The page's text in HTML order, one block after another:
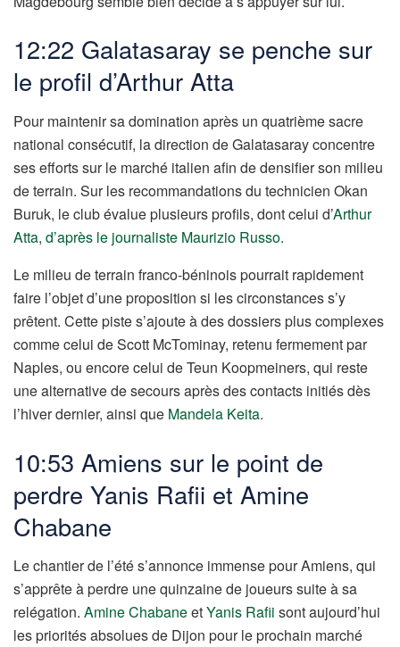
12:22 Galatasaray se penche sur
le profil d’Arthur Atta
Pour maintenir sa domination après un quatrième sacre
national consécutif, la direction de Galatasaray concentre
ses efforts sur le marché italien afin de densifier son milieu
de terrain. Sur les recommandations du technicien Okan
Buruk, le club évalue plusieurs profils, dont celui d’Arthur
Atta, d’après le journaliste Maurizio Russo.
Le milieu de terrain franco-béninois pourrait rapidement
faire l’objet d’une proposition si les circonstances s’y
prêtent. Cette piste s’ajoute à des dossiers plus complexes
comme celui de Scott McTominay, retenu fermement par
Naples, ou encore celui de Teun Koopmeiners, qui reste
une alternative de secours après des contacts initiés dès
l’hiver dernier, ainsi que Mandela Keita.
10:53 Amiens sur le point de
perdre Yanis Rafii et Amine
Chabane
Le chantier de l’été s’annonce immense pour Amiens, qui
s’apprête à perdre une quinzaine de joueurs suite à sa
relégation. Amine ChabaneetYanis Rafii sont aujourd’hui
les priorités absolues de Dijon pour le prochain marché